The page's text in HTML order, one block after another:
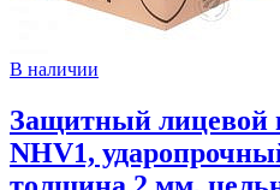
В наличии
Защитный лицевой
NHV1,